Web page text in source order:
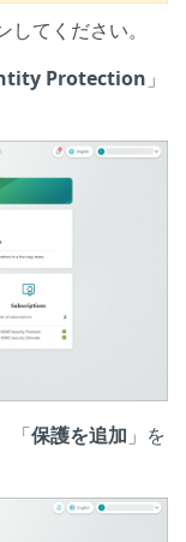
てください。
Protection 」
「保護を追加 」を